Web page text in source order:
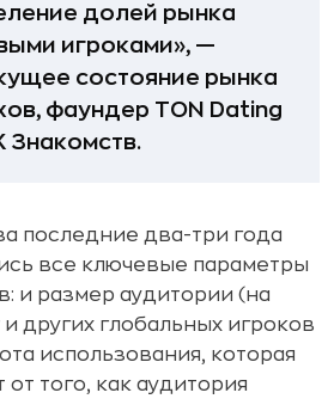
долей рынка
игроками», —
состояние рынка
фаундер TON Dating
Знакомств.
последние два-три года
все ключевые параметры
и размер аудитории (на
других глобальных игроков
использования, которая
того, как аудитория